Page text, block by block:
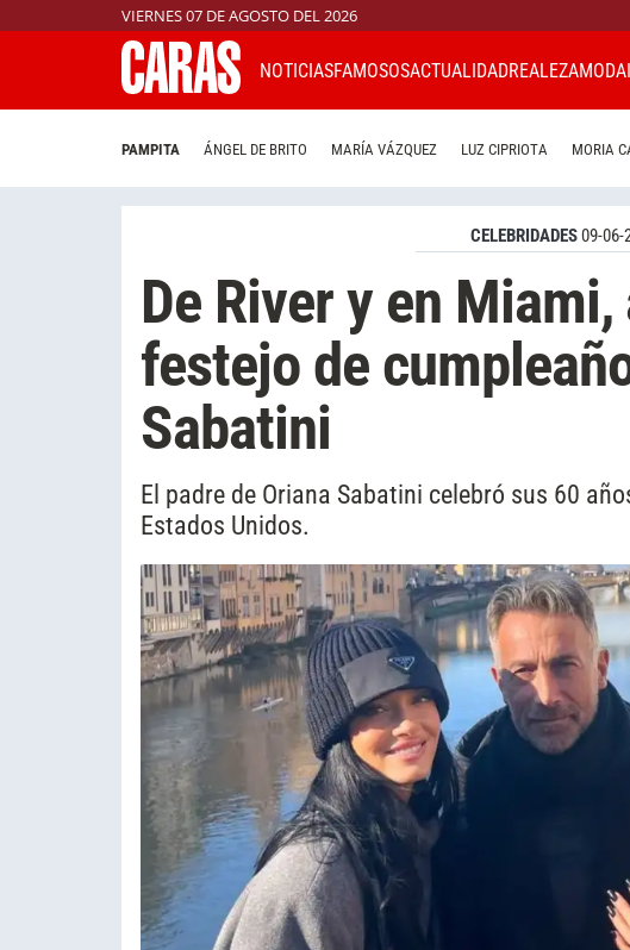
VIERNES 07 DE AGOSTO DEL 2026
NOTICIASFAMOSOSACTUALIDADREALEZAMODA
PAMPITA ÁNGEL DE BRITO MARÍA VÁZQUEZ LUZ CIPRIOTA MORIA
CELEBRIDADES09-06-
De River y en
festejo de
Sabatini
El padre de Oriana Sabatini celebró sus 60
Estados Unidos.